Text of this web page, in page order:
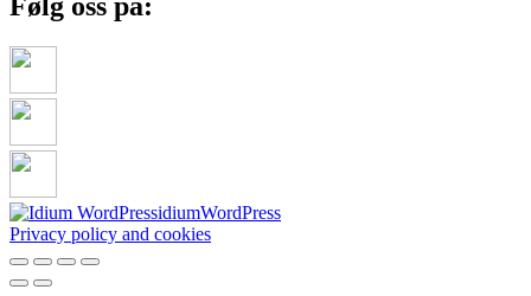
idiumWordPress
Privacy policy and cookies